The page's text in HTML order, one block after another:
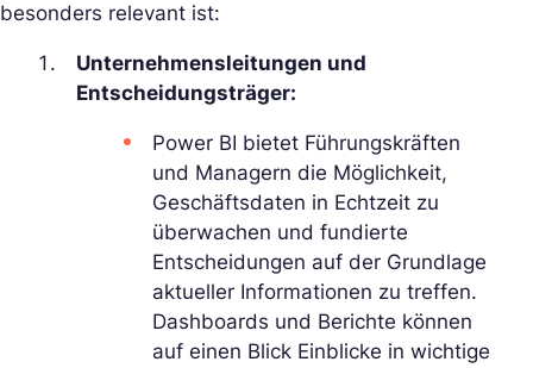
besonders relevant ist:
Unternehmensleitungen und
Entscheidungsträger:
Power BI bietet Führungskräften
und Managern die Möglichkeit,
Geschäftsdaten in Echtzeit zu
überwachen und fundierte
Entscheidungen auf der Grundlage
aktueller Informationen zu treffen.
Dashboards und Berichte können
auf einen Blick Einblicke in wichtige